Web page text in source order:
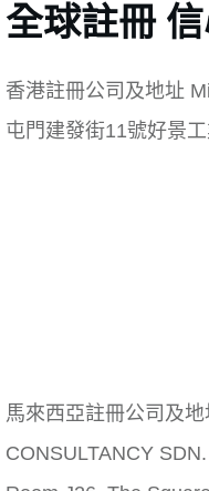
馬來西亞註冊公司及
CONSULTANCY
全球註冊
香港註冊公司及地址
屯門建發街11號好景